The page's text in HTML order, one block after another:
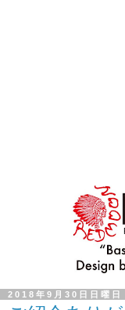
2018年9月30日日曜日